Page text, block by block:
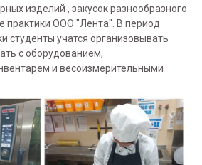
изделий , закусок разнообразного
практики ООО "Лента". В период
студенты учатся организовывать
с оборудованием,
и весоизмерительными